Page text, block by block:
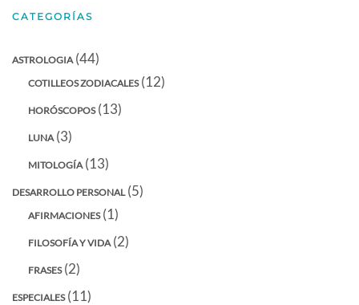
CATEGORÍAS
ASTROLOGIA (44)
COTILLEOS ZODIACALES(12)
HORÓSCOPOS(13)
LUNA (3)
MITOLOGÍA (13)
DESARROLLO PERSONAL(5)
AFIRMACIONES(1)
FILOSOFÍA Y VIDA (2)
FRASES(2)
ESPECIALES(11)